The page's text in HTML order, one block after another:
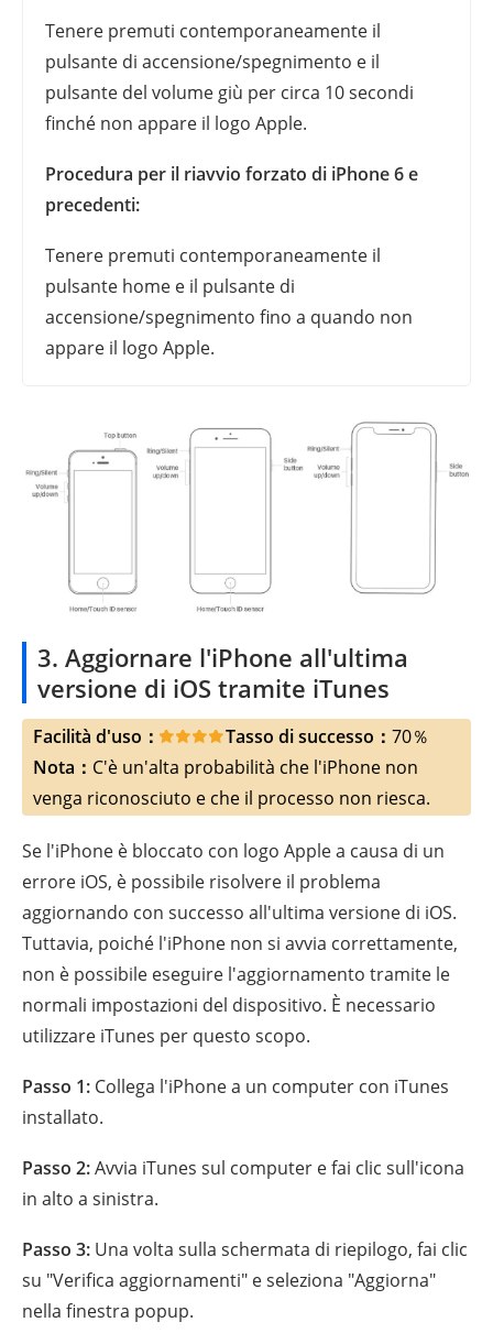
Tenere premuti contemporaneamente il
pulsante di accensione/spegnimento e il
pulsante del volume giù per circa 10 secondi
finché non appare il logo Apple.
Procedura per il riavvio forzato di iPhone 6 e
precedenti:
Tenere premuti contemporaneamente il
pulsante home e il pulsante di
accensione/spegnimento fino a quando non
appare il logo Apple.
3. Aggiornare l'iPhone all'ultima
versione di iOS tramite iTunes
Facilità d'uso： Tasso di successo： 70％
Nota： C'è un'alta probabilità che l'iPhone non
venga riconosciuto e che il processo non riesca.
Se l'iPhone è bloccato con logo Apple a causa di un
errore iOS, è possibile risolvere il problema
aggiornando con successo all'ultima versione di iOS.
Tuttavia, poiché l'iPhone non si avvia correttamente,
non è possibile eseguire l'aggiornamento tramite le
normali impostazioni del dispositivo. È necessario
utilizzare iTunes per questo scopo.
Passo 1: Collega l'iPhone a un computer con iTunes
installato.
Passo 2:Avvia iTunes sul computer e fai clic sull'icona
in alto a sinistra.
Passo 3: Una volta sulla schermata di riepilogo, fai clic
su "Verifica aggiornamenti" e seleziona "Aggiorna"
nella finestra popup.